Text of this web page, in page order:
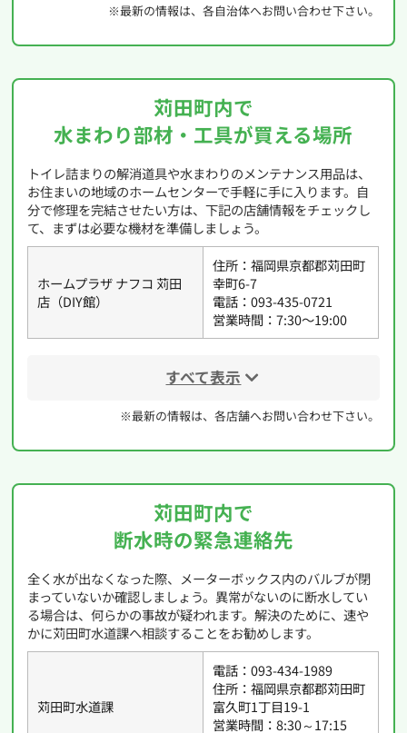
※最新の情報は、各自治体へお問い合わせ下さい。
苅田町内で
水まわり部材・工具が買える場所
トイレ詰まりの解消道具や水まわりのメンテナンス用品は、
お住まいの地域のホームセンターで手軽に手に入ります。自
分で修理を完結させたい方は、下記の店舗情報をチェックし
て、まずは必要な機材を準備しましょう。
ホームプラザ ナフコ 苅田
店（DIY館）
住所：福岡県京都郡苅田町
幸町6-7
電話：093-435-0721
営業時間：7:30〜19:00
すべて表示
※最新の情報は、各店舗へお問い合わせ下さい。
苅田町内で
断水時の緊急連絡先
全く水が出なくなった際、メーターボックス内のバルブが閉
まっていないか確認しましょう。異常がないのに断水してい
る場合は、何らかの事故が疑われます。解決のために、速や
かに苅田町水道課へ相談することをお勧めします。
苅田町水道課
電話：093-434-1989
住所：福岡県京都郡苅田町
富久町1丁目19-1
営業時間：8:30～17:15